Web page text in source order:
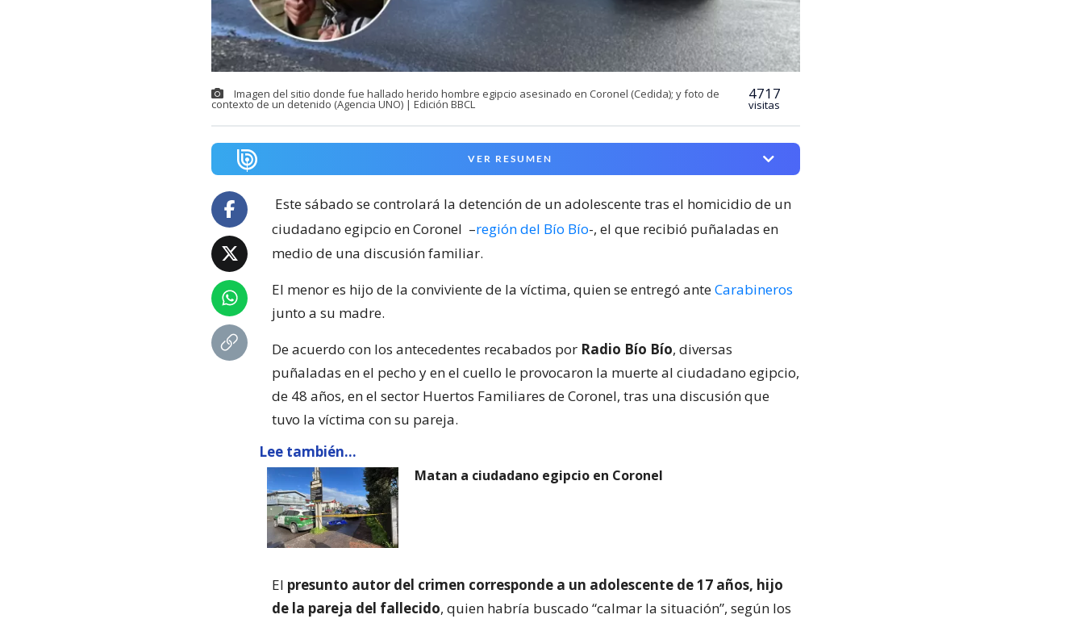
Imagen del sitio donde fue hallado herido hombre egipcio asesinado en Coronel (Cedida); y foto de
contexto de un detenido (Agencia UNO) | Edición BBCL
4717
visitas
VER RESUMEN
Este sábado se controlará la detención de un adolescente tras el homicidio de un
ciudadano egipcio en Coronel –región del Bío Bío-, el que recibió puñaladas en
medio de una discusión familiar.
El menor es hijo de la conviviente de la víctima, quien se entregó anteCarabineros
junto a su madre.
De acuerdo con los antecedentes recabados por Radio Bío Bío, diversas
puñaladas en el pecho y en el cuello le provocaron la muerte al ciudadano egipcio,
de 48 años, en el sector Huertos Familiares de Coronel, tras una discusión que
tuvo la víctima con su pareja.
Lee también...
Matan a ciudadano egipcio en Coronel
El presunto autor del crimen corresponde a un adolescente de 17 años, hijo
de la pareja del fallecido, quien habría buscado “calmar la situación”, según los